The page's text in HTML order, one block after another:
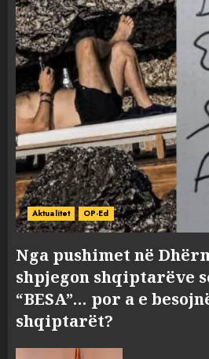
Aktualitet OP-Ed
Nga pushimet në
shpjegon shqiptarëve
“BESA”… por a e
shqiptarët?